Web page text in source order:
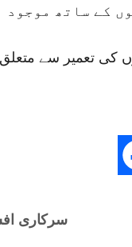
کے ساتھ
کی تعمیر سے
سرکاری